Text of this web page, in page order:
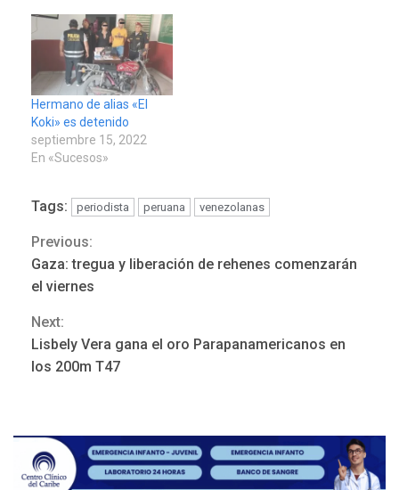
Hermano de alias «El
Koki» es detenido
septiembre 15, 2022
En «Sucesos»
Tags: periodista peruana venezolanas
Continue
Reading
Previous:
Gaza: tregua y liberación de rehenes comenzarán
el viernes
Next:
Lisbely Vera gana el oro Parapanamericanos en
los 200m T47
ÚLTIMA HORA
REGIONALES ÚLTIMA HORA
Instituciones estadales se